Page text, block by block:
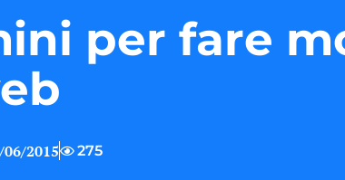
per fare
06/2015 275